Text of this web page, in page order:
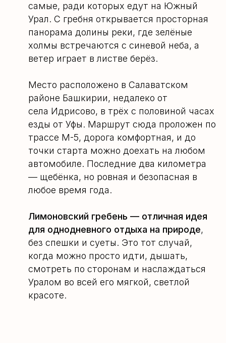
самые, ради которых едут на Южный
Урал. С гребня открывается просторная
панорама долины реки, где зелёные
холмы встречаются с синевой неба, а
ветер играет в листве берёз.
Место расположено в Салаватском
районе Башкирии, недалеко от
села Идрисово, в трёх с половиной часах
езды от Уфы. Маршрут сюда проложен по
трассе М-5, дорога комфортная, и до
точки старта можно доехать на любом
автомобиле. Последние два километра
— щебёнка, но ровная и безопасная в
любое время года.
Лимоновский гребень — отличная идея
для однодневного отдыха на природе,
без спешки и суеты. Это тот случай,
когда можно просто идти, дышать,
смотреть по сторонам и наслаждаться
Уралом во всей его мягкой, светлой
красоте.